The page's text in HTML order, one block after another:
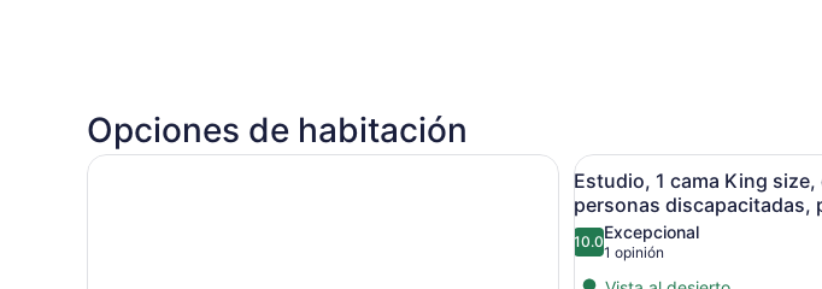
Opciones de habitación
Abrir
todas
las
fotos
de
3
Estudio, 1 cama King
personas discapacitadas,
10.010.0 de 10
Excepcional
1 opinión
(1
opinión)